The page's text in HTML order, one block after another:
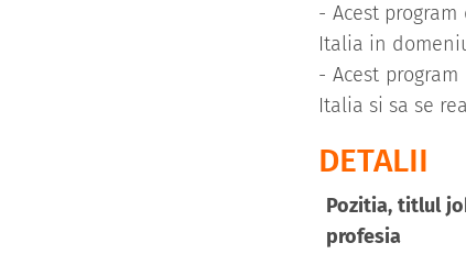
- Acest
Italia in
- Acest
Italia si sa se
DETALII
Pozitia, titlul
profesia